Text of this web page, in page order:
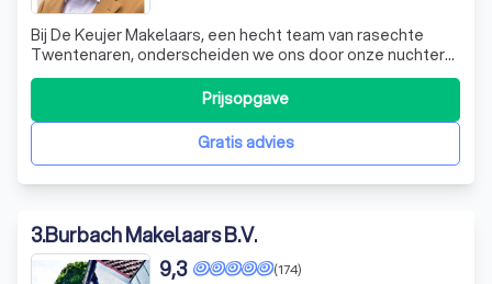
Bij De Keujer Makelaars, een hecht team van rasechte
Twentenaren, onderscheiden we ons door onze nuchtere
kijk op de woningmarkt en tientallen jaren ervaring. Wij zijn
betrokken en resultaatgerichte makelaars die altijd voor u
klaarstaan. Ons familiebedrijf, waar vader en zoon Pullen
al decennialang
Gratis advies
Prijsopgave
3.Burbach Makelaars B.V.
(174)
9,3